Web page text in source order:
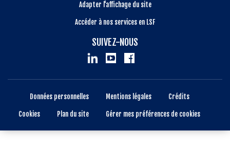
Adapter l'affichage du site
Accéder à nos services en LSF
SUIVEZ-NOUS
Données personnelles Mentions légales Crédits
Cookies Plan du site Gérer mes préférences de cookies